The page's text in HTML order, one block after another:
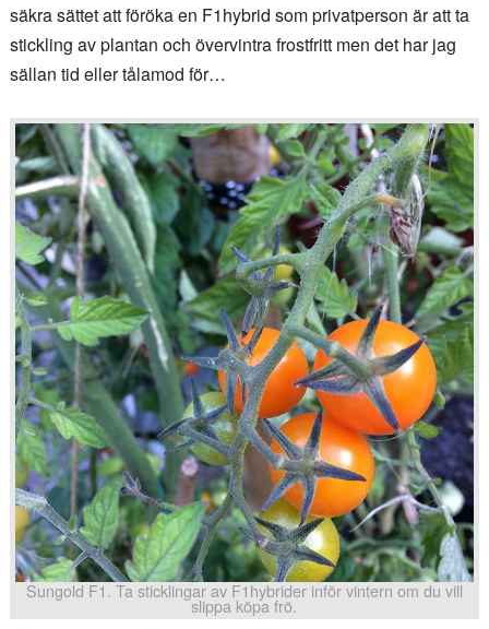
säkra sättet att föröka en F1hybrid som privatperson är att ta
stickling av plantan och övervintra frostfritt men det har jag
sällan tid eller tålamod för…
Sungold F1. Ta sticklingar av F1hybrider inför vintern om du vill
slippa köpa frö.